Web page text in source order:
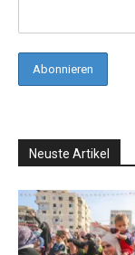
Neuste Artikel